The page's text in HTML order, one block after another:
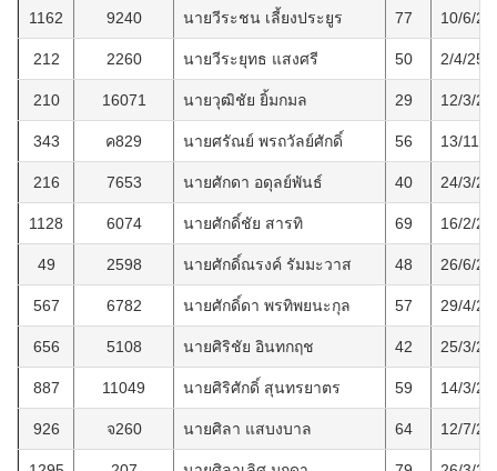
1162 9240 นายวีระชน เลี้ยงประยูร 77 10/6/
212 2260 นายวีระยุทธ แสงศรี 50 2/4/
210 16071 นายวุฒิชัย ยิ้มกมล 29 12/3/
343 ค829 นายศรัณย์ พรถวัลย์ศักดิ์ 56 13/11/
216 7653 นายศักดา อดุลย์พันธ์ 40 24/3/
1128 6074 นายศักดิ์ชัย สารทิ 69 16/2/
49 2598 นายศักดิ์ณรงค์ รัมมะวาส 48 26/6/
567 6782 นายศักดิ์ดา พรทิพยนะกุล 57 29/4/
656 5108 นายศิริชัย อินทกฤช 42 25/3/
887 11049 นายศิริศักดิ์ สุนทรยาตร 59 14/3/
926 จ260 นายศิลา แสบงบาล 64 12/7/